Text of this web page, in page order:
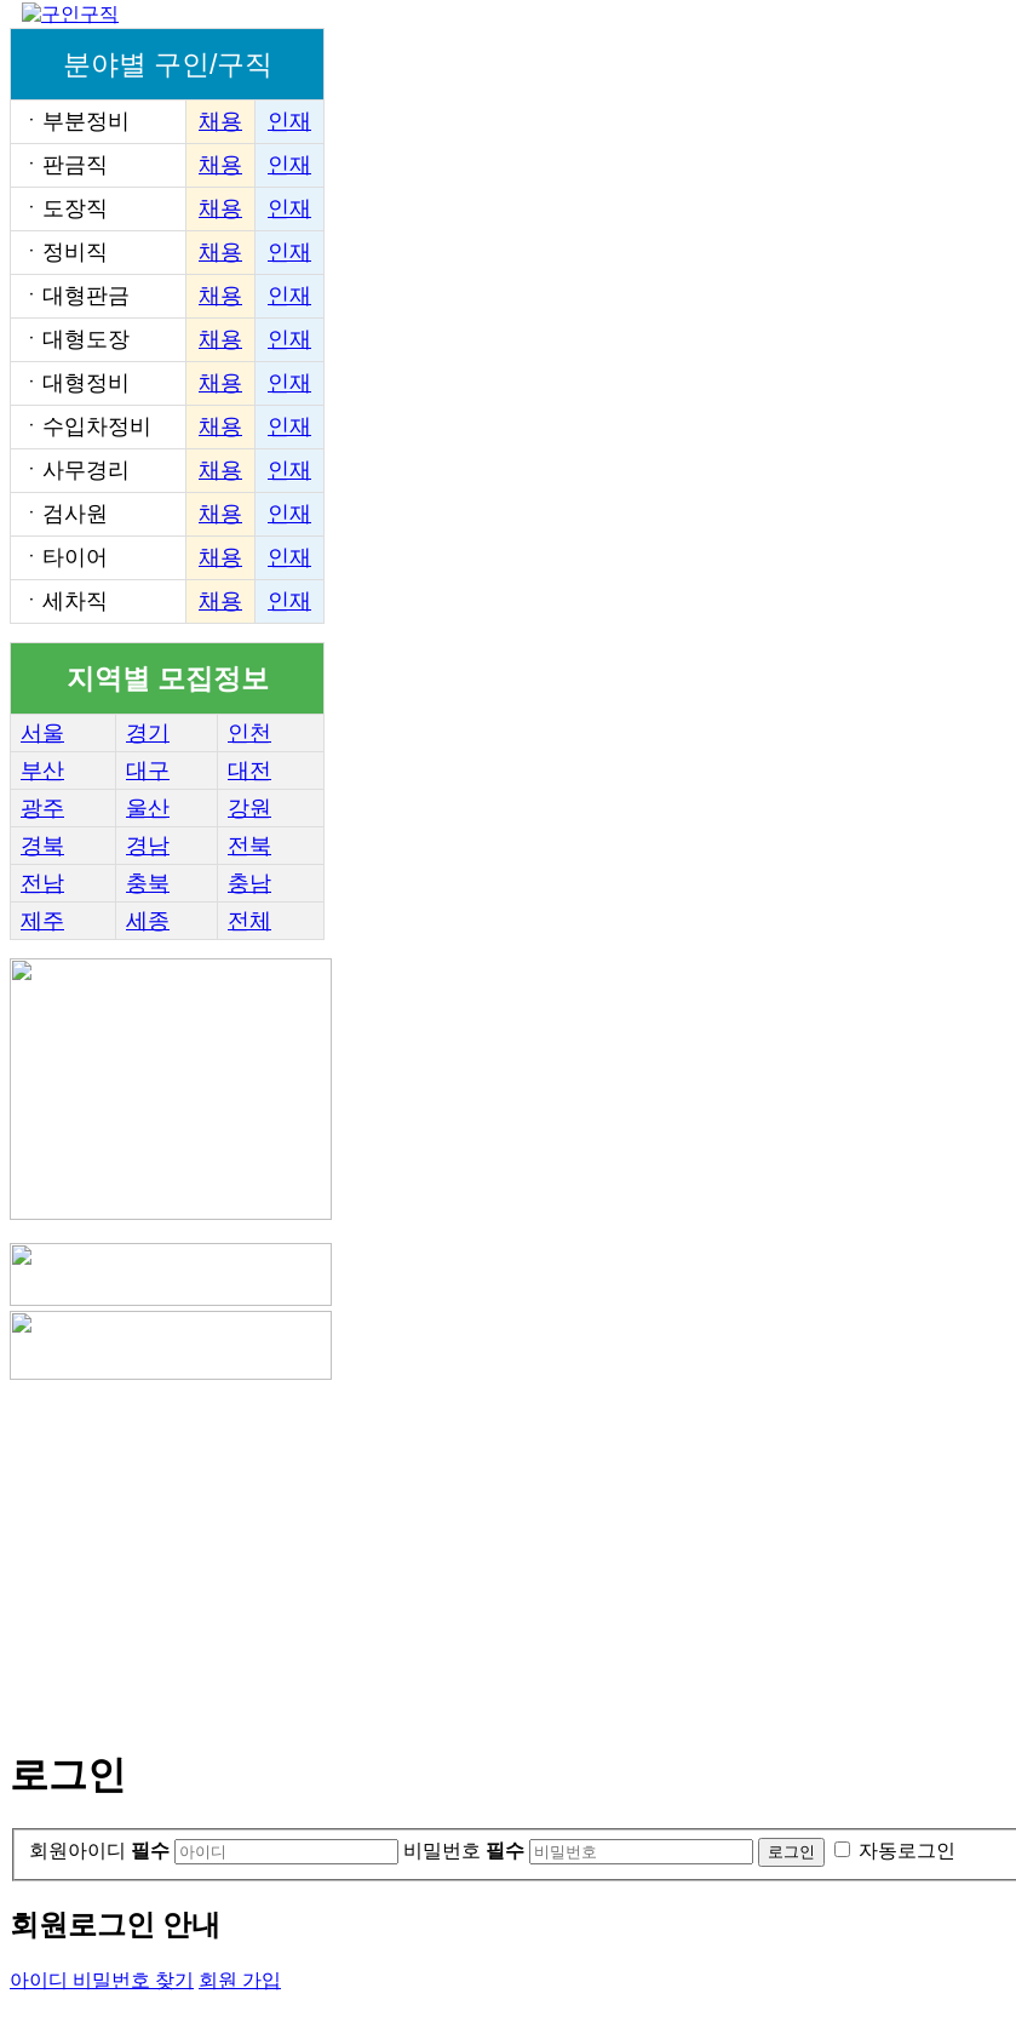
분야별 구인/구직
ㆍ 부분정비 채용
인재
ㆍ 판금직 채용
인재
ㆍ 도장직 채용
인재
ㆍ 정비직 채용
인재
ㆍ 대형판금 채용
인재
ㆍ 대형도장 채용
인재
ㆍ 대형정비 채용
인재
ㆍ 수입차정비 채용
인재
ㆍ 사무경리 채용
인재
ㆍ 검사원 채용
인재
ㆍ 타이어 채용
인재
ㆍ 세차직 채용 인재
지역별 모집정보
서울 경기
인천
부산
대구
대전
광주
울산
강원
경북
경남
전북
전남
충북
충남
제주
세종 전체
로그인
회원아이디 필수 비밀번호 필수 자동로그인
회원로그인 안내
아이디 비밀번호 찾기 회원 가입